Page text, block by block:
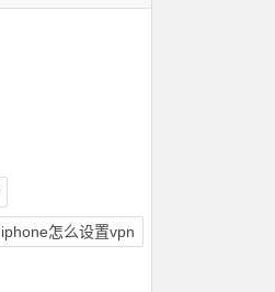
iphone怎么设置vpn